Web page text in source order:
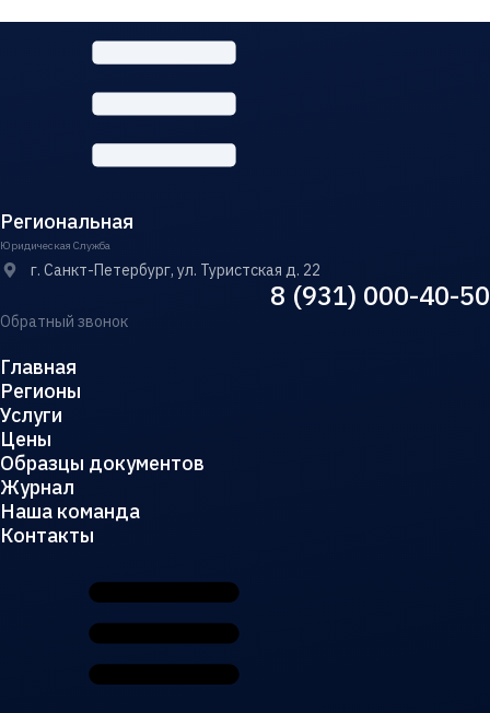
Региональная
Юридическая Служба
г. Санкт-Петербург, ул. Туристская д. 22
8 (931) 000-40-50
Обратный звонок
Главная
Регионы
Услуги
Цены
Образцы документов
Журнал
Наша команда
Контакты